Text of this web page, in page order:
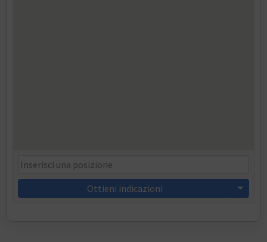
Ottieni indicazioni